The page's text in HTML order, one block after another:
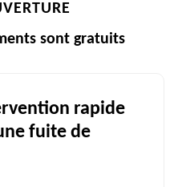
sont gratuits
rapide
fuite de